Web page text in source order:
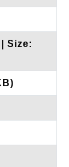
Size: